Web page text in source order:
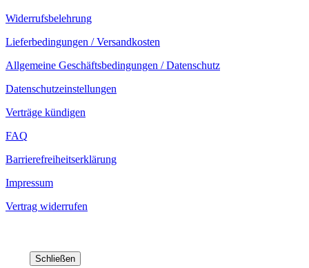
Widerrufsbelehrung
Lieferbedingungen / Versandkosten
Allgemeine Geschäftsbedingungen / Datenschutz
Datenschutzeinstellungen
Verträge kündigen
FAQ
Barrierefreiheitserklärung
Impressum
Vertrag widerrufen
Schließen